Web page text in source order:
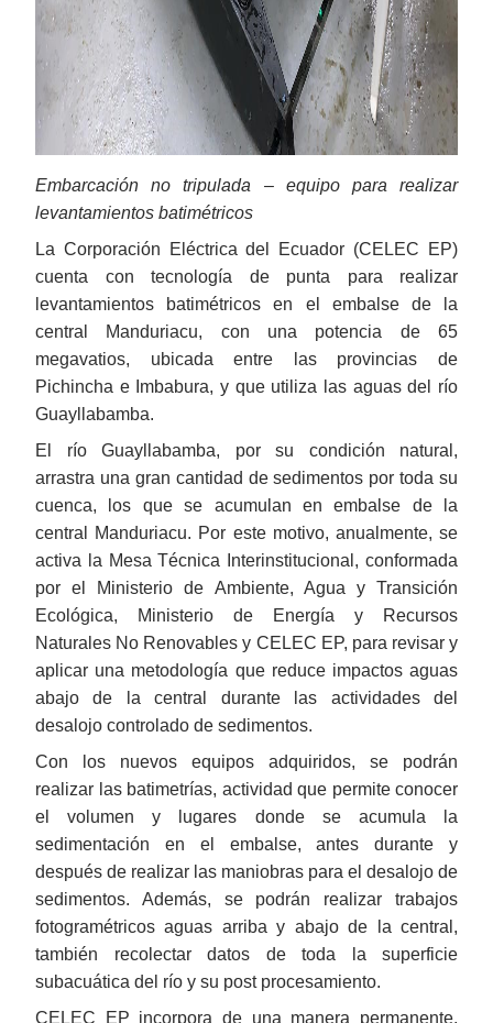
Embarcación no tripulada – equipo para realizar
levantamientos batimétricos
La Corporación Eléctrica del Ecuador (CELEC EP)
cuenta con tecnología de punta para realizar
levantamientos batimétricos en el embalse de la
central Manduriacu, con una potencia de 65
megavatios, ubicada entre las provincias de
Pichincha e Imbabura, y que utiliza las aguas del río
Guayllabamba.
El río Guayllabamba, por su condición natural,
arrastra una gran cantidad de sedimentos por toda su
cuenca, los que se acumulan en embalse de la
central Manduriacu. Por este motivo, anualmente, se
activa la Mesa Técnica Interinstitucional, conformada
por el Ministerio de Ambiente, Agua y Transición
Ecológica, Ministerio de Energía y Recursos
Naturales No Renovables y CELEC EP, para revisar y
aplicar una metodología que reduce impactos aguas
abajo de la central durante las actividades del
desalojo controlado de sedimentos.
Con los nuevos equipos adquiridos, se podrán
realizar las batimetrías, actividad que permite conocer
el volumen y lugares donde se acumula la
sedimentación en el embalse, antes durante y
después de realizar las maniobras para el desalojo de
sedimentos. Además, se podrán realizar trabajos
fotogramétricos aguas arriba y abajo de la central,
también recolectar datos de toda la superficie
subacuática del río y su post procesamiento.
CELEC EP incorpora de una manera permanente,